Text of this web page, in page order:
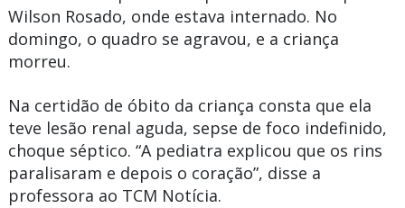
Wilson Rosado, onde estava internado. No
domingo, o quadro se agravou, e a criança
morreu.
Na certidão de óbito da criança consta que ela
teve lesão renal aguda, sepse de foco indefinido,
choque séptico. “A pediatra explicou que os rins
paralisaram e depois o coração”, disse a
professora ao TCM Notícia.